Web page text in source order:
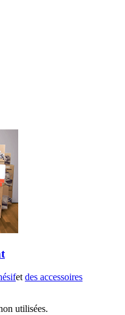
etdes accessoires
utilisées.